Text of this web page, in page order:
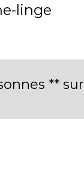
linge
** sur